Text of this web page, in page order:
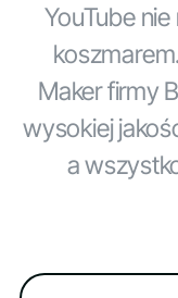
YouTube
Maker firmy
wysokiej
a